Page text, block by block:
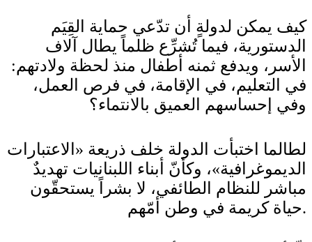
كيف يمكن لدولةٍ أن تدّعي حماية القِيَم
الدستورية، فيما تُشرِّع ظلماً يطال آلاف
الأسر، ويدفع ثمنه أطفال منذ لحظة ولادتهم:
في التعليم، في الإقامة، في فرص العمل،
وفي إحساسهم العميق بالانتماء؟
لطالما اختبأت الدولة خلف ذريعة «الاعتبارات
الديموغرافية»، وكأنّ أبناء اللبنانيات تهديدٌ
مباشر للنظام الطائفي، لا بشراً يستحقّون
حياة كريمة في وطن أمّهم.